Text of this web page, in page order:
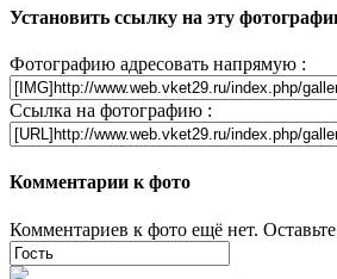
Установить ссылку на эту
Фотографию адресовать напрямую :
Ссылка на фотографию :
Комментарии к фото
Комментариев к фото ещё нет.